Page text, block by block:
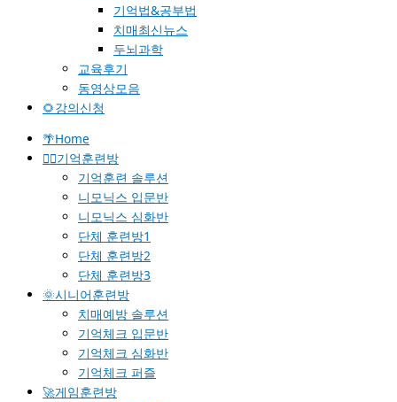
기억법&공부법
치매최신뉴스
두뇌과학
교육후기
동영상모음
🌻강의신청
🌴Home
🐱‍🚀기억훈련방
기억훈련 솔루션
니모닉스 입문반
니모닉스 심화반
단체 훈련방1
단체 훈련방2
단체 훈련방3
🌞시니어훈련방
치매예방 솔루션
기억체크 입문반
기억체크 심화반
기억체크 퍼즐
🚀게임훈련방